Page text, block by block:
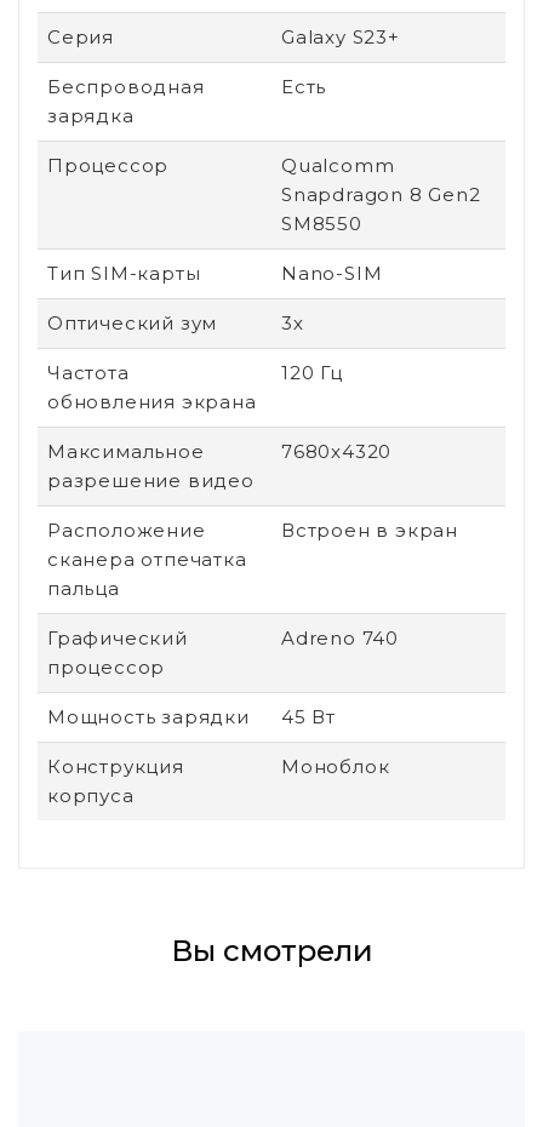
Серия Galaxy S23+
Беспроводная
зарядка
Есть
Процессор
Qualcomm
Snapdragon 8 Gen2
SM8550
Тип SIM-карты Nano-SIM
Оптический зум 3х
Частота
обновления экрана
120 Гц
Максимальное
разрешение видео
7680x4320
Расположение
сканера отпечатка
пальца
Встроен в экран
Графический
процессор
Adreno 740
Мощность зарядки 45 Вт
Конструкция
корпуса
Моноблок
Вы смотрели